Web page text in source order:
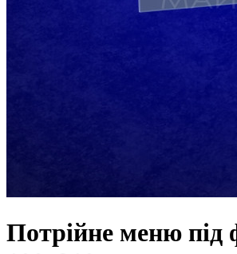
Потрійне меню під